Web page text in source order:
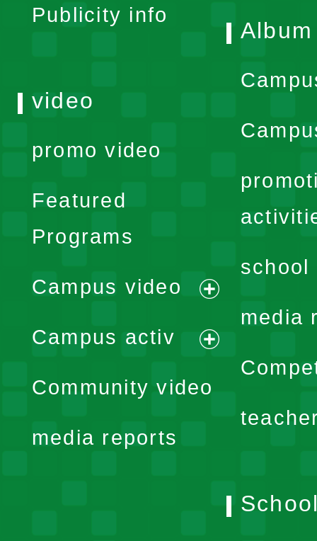
Publicity info
Album
school
media
video
promo video
Featured
Programs
Campus video
expand
menu
Campus activ
expand
Community video
media reports